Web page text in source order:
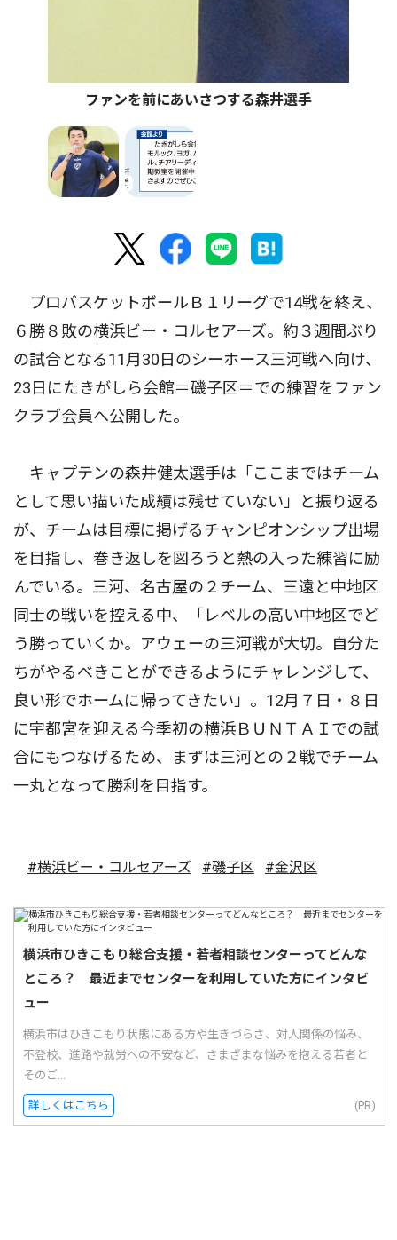
ファンを前にあいさつする森井選手
プロバスケットボールＢ１リーグで14戦を終え、
６勝８敗の横浜ビー・コルセアーズ。約３週間ぶり
の試合となる11月30日のシーホース三河戦へ向け、
23日にたきがしら会館＝磯子区＝での練習をファン
クラブ会員へ公開した。
キャプテンの森井健太選手は「ここまではチーム
として思い描いた成績は残せていない」と振り返る
が、チームは目標に掲げるチャンピオンシップ出場
を目指し、巻き返しを図ろうと熱の入った練習に励
んでいる。三河、名古屋の２チーム、三遠と中地区
同士の戦いを控える中、「レベルの高い中地区でど
う勝っていくか。アウェーの三河戦が大切。自分た
ちがやるべきことができるようにチャレンジして、
良い形でホームに帰ってきたい」。12月７日・８日
に宇都宮を迎える今季初の横浜ＢＵＮＴＡＩでの試
合にもつなげるため、まずは三河との２戦でチーム
一丸となって勝利を目指す。
#横浜ビー・コルセアーズ #磯子区 #金沢区
横浜市ひきこもり総合支援・若者相談センターってどんな
ところ？ 最近までセンターを利用していた方にインタビ
ュー
横浜市はひきこもり状態にある方や生きづらさ、対人関係の悩み、
不登校、進路や就労への不安など、さまざまな悩みを抱える若者と
そのご...
詳しくはこちら (PR)